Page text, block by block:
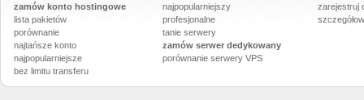
zamów konto hostingowe
lista pakietów
porównanie
najtańsze konto
najpopularniejsze
bez limitu transferu
najpopularniejszy
profesjonalne
tanie serwery
zamów serwer dedykowany
porównanie serwery VPS
zarejestruj